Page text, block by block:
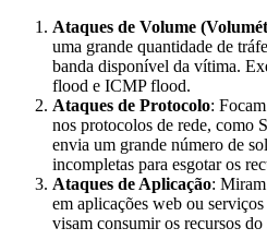
Ataques de Volume
uma grande quantidade de
banda disponível da vítima.
flood e ICMP flood.
Ataques de Protocolo:
nos protocolos de rede, como
envia um grande número de
incompletas para esgotar os
Ataques de Aplicação:
em aplicações web ou
visam consumir os recursos